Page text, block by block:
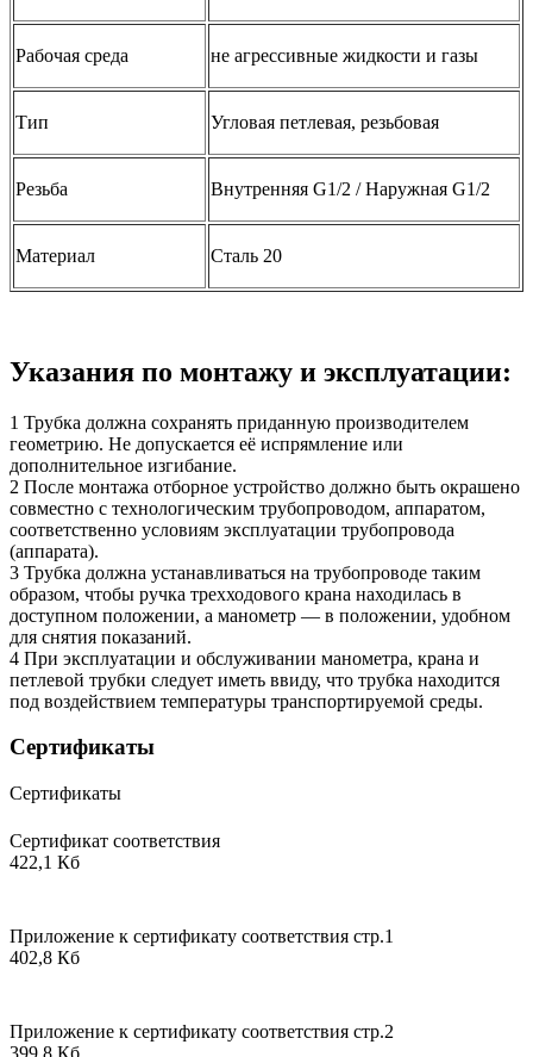
Рабочая среда не агрессивные жидкости и газы
Тип Угловая петлевая, резьбовая
Резьба Внутренняя G1/2 / Наружная G1/2
Материал Сталь 20
Указания по монтажу и эксплуатации:
1 Трубка должна сохранять приданную производителем
геометрию. Не допускается её испрямление или
дополнительное изгибание.
2 После монтажа отборное устройство должно быть окрашено
совместно с технологическим трубопроводом, аппаратом,
соответственно условиям эксплуатации трубопровода
(аппарата).
3 Трубка должна устанавливаться на трубопроводе таким
образом, чтобы ручка трехходового крана находилась в
доступном положении, а манометр — в положении, удобном
для снятия показаний.
4 При эксплуатации и обслуживании манометра, крана и
петлевой трубки следует иметь ввиду, что трубка находится
под воздействием температуры транспортируемой среды.
Сертификаты
Сертификаты
Сертификат соответствия
422,1 Кб
Приложение к сертификату соответствия стр.1
402,8 Кб
Приложение к сертификату соответствия стр.2
399,8 Кб